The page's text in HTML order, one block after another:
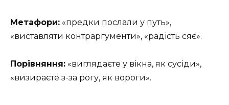
Метафори: «предки послали у путь»,
«виставляти контраргументи», «радість сяє».
Порівняння: «виглядаєте у вікна, як сусіди»,
«визираєте з-за рогу, як вороги».